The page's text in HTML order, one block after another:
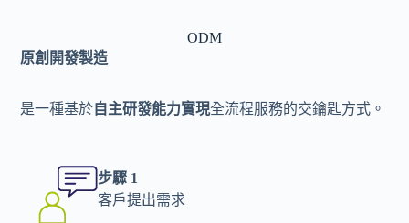
ODM
原創開發製造
是一種基於自主研發能力實現全流程服務的交鑰匙方式。
步驟 1
客戶提出需求